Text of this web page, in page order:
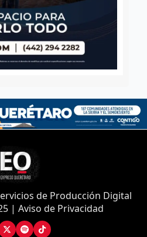
de Producción Digital
| Aviso de Privacidad